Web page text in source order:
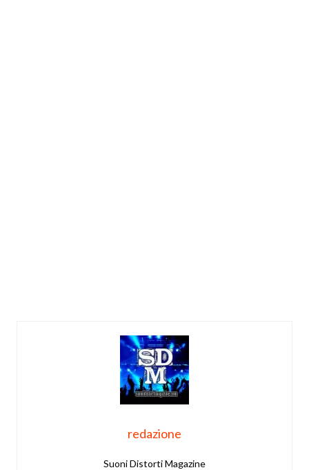
redazione
Suoni Distorti Magazine